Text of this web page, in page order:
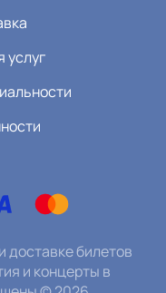
услуг
доставке билетов
и концерты в